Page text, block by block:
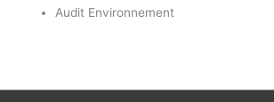
Audit Environnement